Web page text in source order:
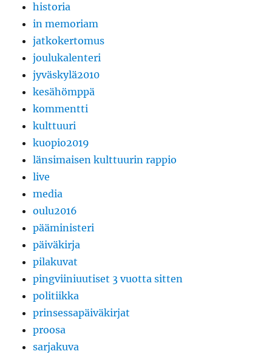
historia
in memoriam
jatkokertomus
joulukalenteri
jyväskylä2010
kesähömppä
kommentti
kulttuuri
kuopio2019
länsimaisen kulttuurin rappio
live
media
oulu2016
pääministeri
päiväkirja
pilakuvat
pingviiniuutiset 3 vuotta sitten
politiikka
prinsessapäiväkirjat
proosa
sarjakuva